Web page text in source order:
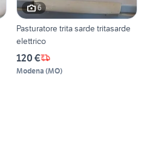
6
Pasturatore trita sarde tritasarde
elettrico
120 €
Modena (MO)